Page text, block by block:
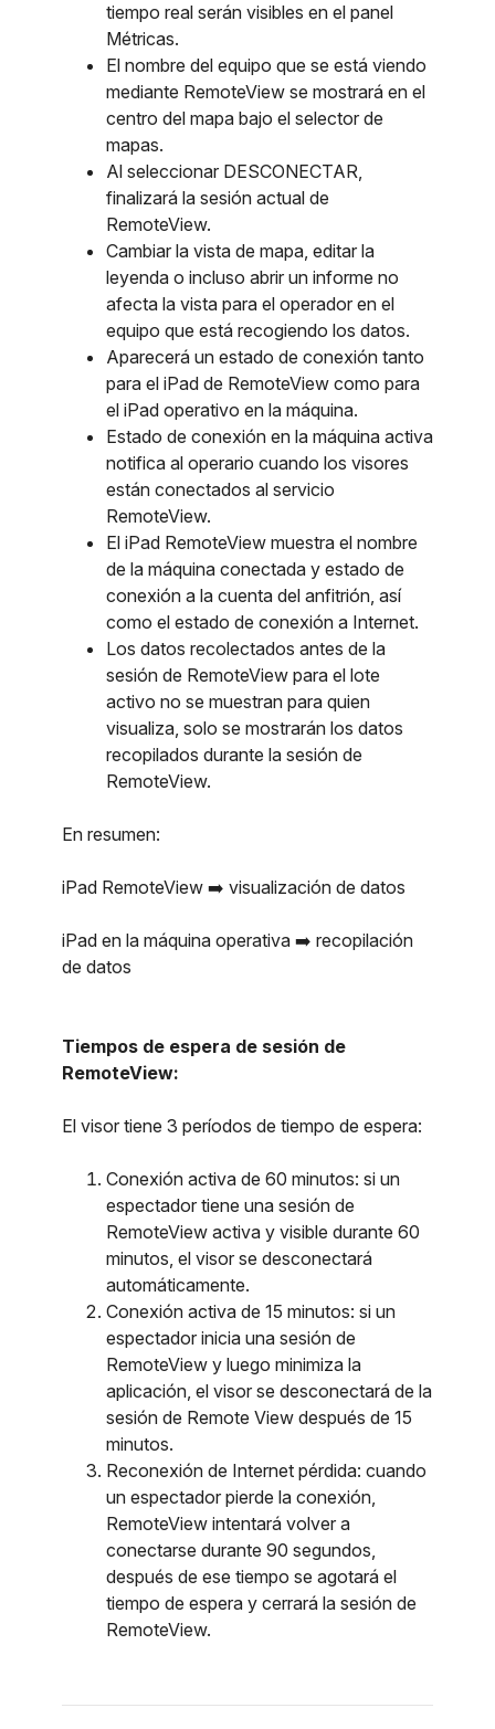
tiempo real serán visibles en el panel
Métricas.
El nombre del equipo que se está viendo
mediante RemoteView se mostrará en el
centro del mapa bajo el selector de
mapas.
Al seleccionar DESCONECTAR,
finalizará la sesión actual de
RemoteView.
Cambiar la vista de mapa, editar la
leyenda o incluso abrir un informe no
afecta la vista para el operador en el
equipo que está recogiendo los datos.
Aparecerá un estado de conexión tanto
para el iPad de RemoteView como para
el iPad operativo en la máquina.
Estado de conexión en la máquina activa
notifica al operario cuando los visores
están conectados al servicio
RemoteView.
El iPad RemoteView muestra el nombre
de la máquina conectada y estado de
conexión a la cuenta del anfitrión, así
como el estado de conexión a Internet.
Los datos recolectados antes de la
sesión de RemoteView para el lote
activo no se muestran para quien
visualiza, solo se mostrarán los datos
recopilados durante la sesión de
RemoteView.
En resumen:
iPad RemoteView ➡️ visualización de datos
iPad en la máquina operativa ➡️ recopilación
de datos
Tiempos de espera de sesión de
RemoteView:
El visor tiene 3 períodos de tiempo de espera:
Conexión activa de 60 minutos: si un
espectador tiene una sesión de
RemoteView activa y visible durante 60
minutos, el visor se desconectará
automáticamente.
Conexión activa de 15 minutos: si un
espectador inicia una sesión de
RemoteView y luego minimiza la
aplicación, el visor se desconectará de la
sesión de Remote View después de 15
minutos.
Reconexión de Internet pérdida: cuando
un espectador pierde la conexión,
RemoteView intentará volver a
conectarse durante 90 segundos,
después de ese tiempo se agotará el
tiempo de espera y cerrará la sesión de
RemoteView.